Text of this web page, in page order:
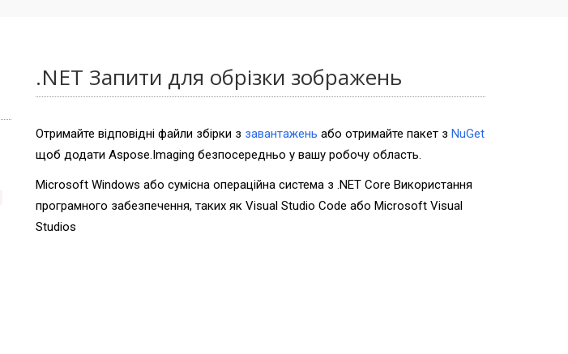
.NET Запити для обрізки зображень
Отримайте відповідні файли збірки з завантажень або отримайте пакет з NuGet
щоб додати Aspose.Imaging безпосередньо у вашу робочу область.
Microsoft Windows або сумісна операційна система з .NET Core Використання
програмного забезпечення, таких як Visual Studio Code або Microsoft Visual
Studios